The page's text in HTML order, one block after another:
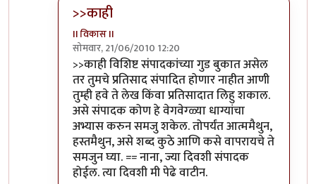
>>काही
II विकास II
सोमवार, 21/06/2010 12:20
In reply toआणि बिचाराbyअवलिया
>>काही विशिष्ट संपादकांच्या गुड बुकात असेल
तर तुमचे प्रतिसाद संपादित होणार नाहीत आणी
तुम्ही हवे ते लेख किंवा प्रतिसादात लिहु शकाल.
असे संपादक कोण हे वेगवेग्ळ्या धाग्यांचा
अभ्यास करुन समजु शकेल. तोपर्यंत आत्ममैथुन,
हस्तमैथुन, असे शब्द कुठे आणि कसे वापरायचे ते
समजुन घ्या. == नाना, ज्या दिवशी संपादक
होईल. त्या दिवशी मी पेढे वाटीन.